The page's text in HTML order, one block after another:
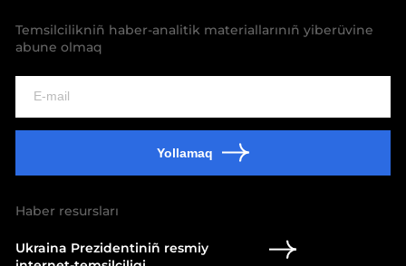
Temsilcilikniñ haber-analitik materiallarınıñ yiberüvine
abune olmaq
Yollamaq
Haber resursları
Ukraina Prezidentiniñ resmiy